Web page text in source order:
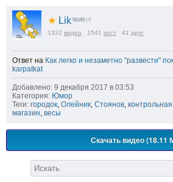
★ Lik 56165 | 0
1332 видео 1541 пост 41 друг
Ответ на Как легко и незаметно "развести"
karpatkat
Добавлено: 9 декабря 2017 в 03:53
Категория: Юмор
Теги: городок, Олейник, Стоянов, контрольная
магазин, весы
Скачать видео (18.11